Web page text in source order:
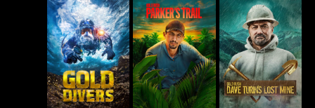
غولد رش: ديف تورينز
لوست ماين
اندفاع الذهب: طريق باركر غولد دايفرز